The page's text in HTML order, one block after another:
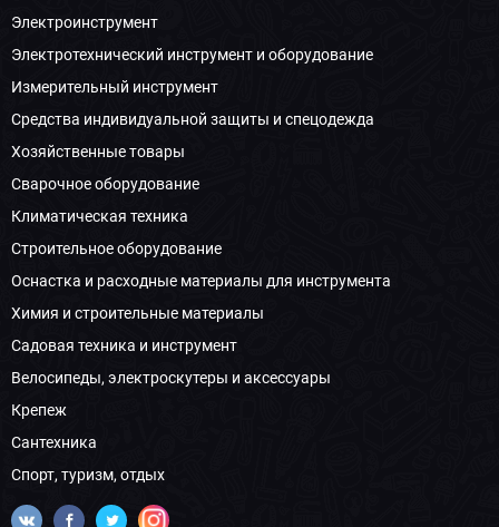
Электроинструмент
Электротехнический инструмент и оборудование
Измерительный инструмент
Средства индивидуальной защиты и спецодежда
Хозяйственные товары
Сварочное оборудование
Климатическая техника
Строительное оборудование
Оснастка и расходные материалы для инструмента
Химия и строительные материалы
Садовая техника и инструмент
Велосипеды, электроскутеры и аксессуары
Крепеж
Сантехника
Спорт, туризм, отдых